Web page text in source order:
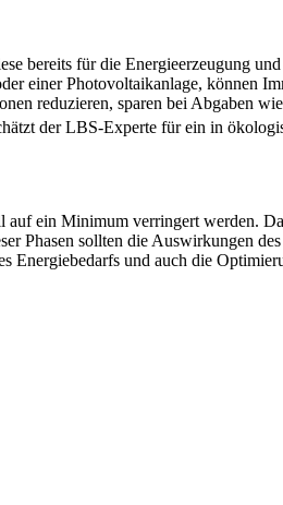
bereits für die Energieerzeugung
einer Photovoltaikanlage, können
reduzieren, sparen bei Abgaben
der LBS-Experte für ein in
ein Minimum verringert werden.
Phasen sollten die Auswirkungen
und auch die